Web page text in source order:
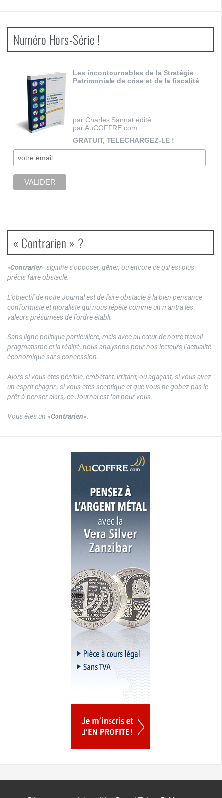
Numéro Hors-Série !
Les incontournables de la Stratégie
Patrimoniale de crise et de la fiscalité
par Charles Sannat édité
par AuCOFFRE.com
GRATUIT, TELECHARGEZ-LE !
« Contrarien » ?
«Contrarier» signifie s’opposer, gêner, ou encore ce qui est plus
précis faire obstacle.
L’objectif de notre Journal est de faire obstacle à la bien pensance
conformiste et moraliste qui nous répète comme un mantra les
valeurs présumées de l’ordre établi.
Sans ligne politique particulière, mais avec au cœur de notre travail
pragmatisme et la réalité, nous analysons pour nos lecteurs l’actualité
économique sans concession.
Alors si vous êtes pénible, embêtant, irritant, ou agaçant, si vous avez
un esprit chagrin, si vous êtes sceptique et que vous ne gobez pas le
prêt-à-penser alors, ce Journal est fait pour vous.
Vous êtes un «Contrarien».